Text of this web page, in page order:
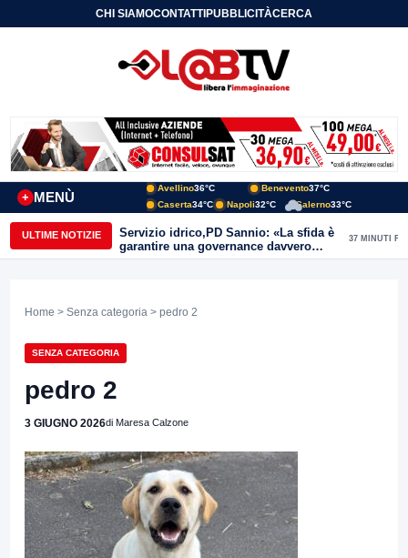
CHI SIAMOCONTATTIPUBBLICITÀCERCA
MENÙ
+
Avellino36°C Benevento37°C
Caserta34°C Napoli32°C Salerno33°C
ULTIME NOTIZIE
Servizio idrico,PD Sannio: «La sfida è
garantire una governance davvero
pubblica»
37 MINUTI FA
Home > Senza categoria > pedro 2
SENZA CATEGORIA
pedro 2
3 GIUGNO 2026di Maresa Calzone